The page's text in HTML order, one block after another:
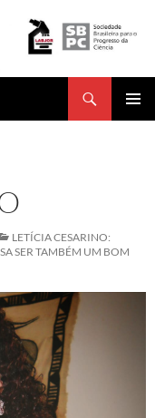
LETÍCIA CESARINO:
SER TAMBÉM UM BOM